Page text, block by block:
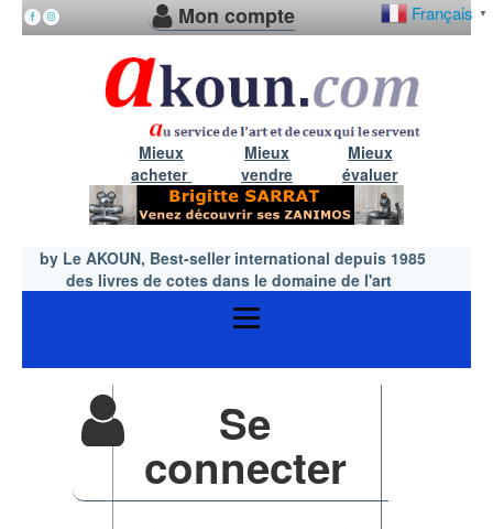
Français ▼
Mon compte
Mieux
acheter
Mieux
vendre
Mieux
évaluer
by Le AKOUN, Best-seller international depuis 1985
des livres de cotes dans le domaine de l'art
Se
connecter